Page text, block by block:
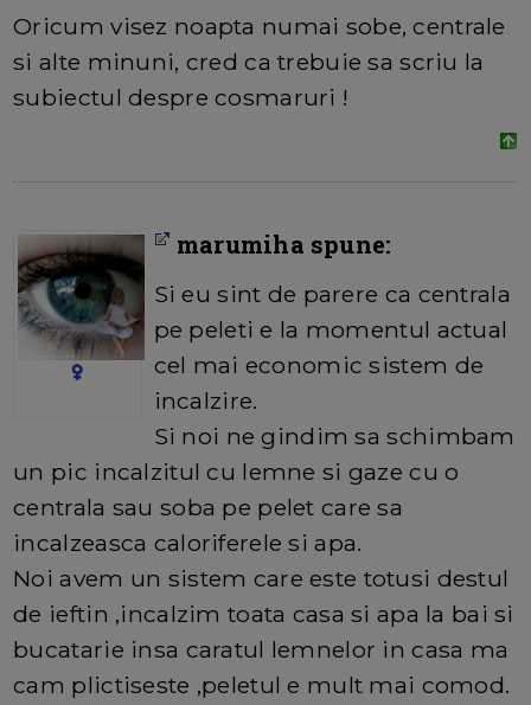
Oricum visez noapta numai sobe, centrale
si alte minuni, cred ca trebuie sa scriu la
subiectul despre cosmaruri !
marumiha spune:
Si eu sint de parere ca centrala
pe peleti e la momentul actual
cel mai economic sistem de
incalzire.
Si noi ne gindim sa schimbam
un pic incalzitul cu lemne si gaze cu o
centrala sau soba pe pelet care sa
incalzeasca caloriferele si apa.
Noi avem un sistem care este totusi destul
de ieftin ,incalzim toata casa si apa la bai si
bucatarie insa caratul lemnelor in casa ma
cam plictiseste ,peletul e mult mai comod.